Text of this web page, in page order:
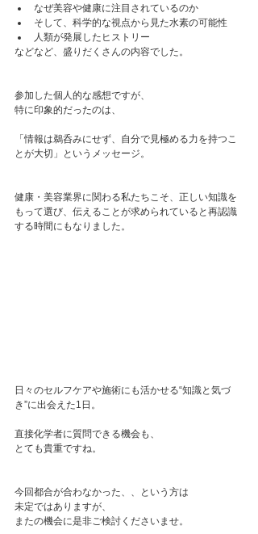
なぜ美容や健康に注目されているのか
そして、科学的な視点から見た水素の可能性
人類が発展したヒストリー
などなど、盛りだくさんの内容でした。
参加した個人的な感想ですが、
特に印象的だったのは、
「情報は鵜呑みにせず、自分で見極める力を持つこ
とが大切」というメッセージ。
健康・美容業界に関わる私たちこそ、正しい知識を
もって選び、伝えることが求められていると再認識
する時間にもなりました。
日々のセルフケアや施術にも活かせる“知識と気づ
き”に出会えた1日。
直接化学者に質問できる機会も、
とても貴重ですね。
今回都合が合わなかった、、という方は
未定ではありますが、
またの機会に是非ご検討くださいませ。